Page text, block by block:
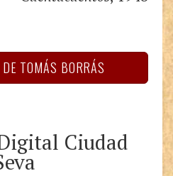
TOMÁS BORRÁS
Ciudad